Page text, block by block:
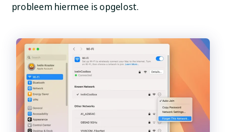
probleem hiermee is opgelost.